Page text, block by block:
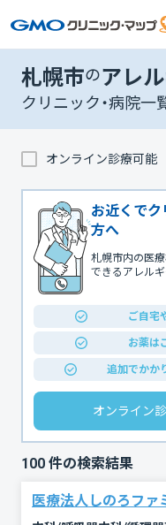
札幌市のアレ
クリニック・病院一
オンライン診療可能
お近くでク
方へ
札幌市内の医
できるアレルギ
ご自宅
お薬は
追加でかか
オンライン
100 件の検索結果
医療法人しのろファ